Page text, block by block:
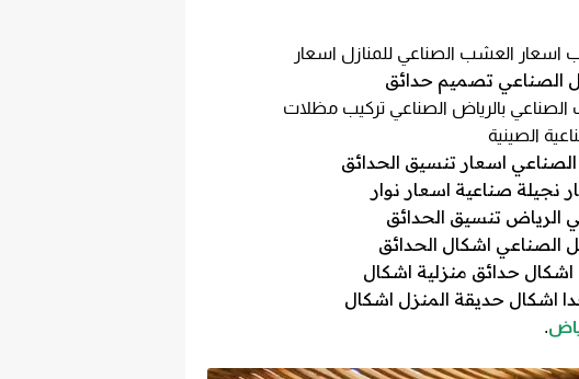
اسعار العشب الصناعي للمنازل اسعار
الصناعي تصميم حدائق
بالرياض الصناعي تركيب مظلات
الصينية
الصناعي اسعار تنسيق الحدائق
نجيلة صناعية اسعار نوار
الرياض تنسيق الحدائق
الصناعي اشكال الحدائق
حدائق منزلية اشكال
اشكال حديقة المنزل اشكال
.